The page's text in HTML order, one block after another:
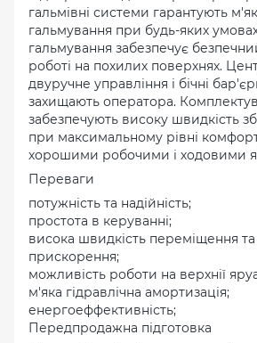
гальмівні системи гарантують
гальмування при будь-яких
гальмування забезпечує
роботі на похилих поверхнях.
двуручне управління і бічні
захищають оператора.
забезпечують високу швидкість
при максимальному рівні
хорошими робочими і ходовими
Переваги
потужність та надійність;
простота в керуванні;
висока швидкість переміщення та
прискорення;
можливість роботи на верхнії
м'яка гідравлічна амортизація;
енергоеффективність;
Передпродажна підготовка